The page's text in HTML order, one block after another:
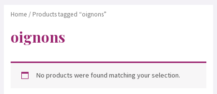
Home / Products tagged “oignons”
oignons
No products were found matching your selection.